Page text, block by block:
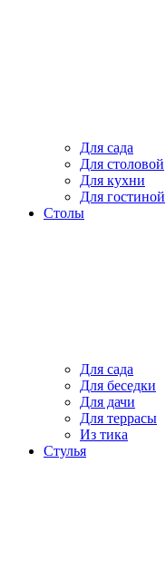
Для сада
Для столовой
Для кухни
Для гостиной
Столы
Для сада
Для беседки
Для дачи
Для террасы
Из тика
Стулья